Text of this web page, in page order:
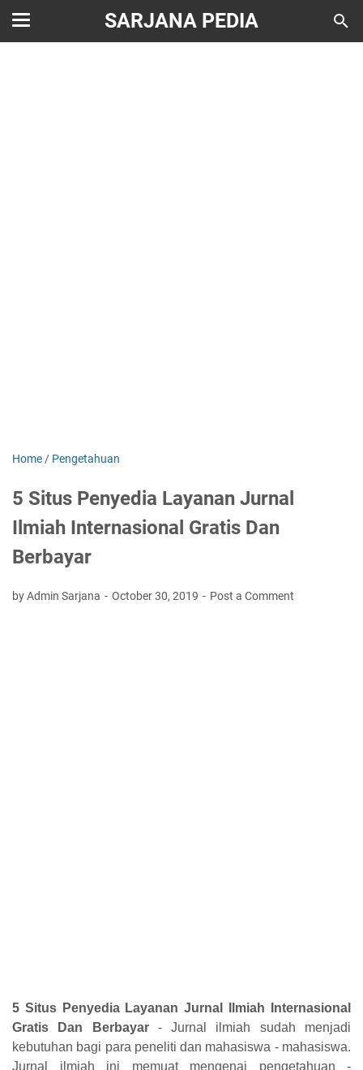
SARJANA PEDIA
Home / Pengetahuan
5 Situs Penyedia Layanan Jurnal
Ilmiah Internasional Gratis Dan
Berbayar
by Admin Sarjana October 30, 2019 Post a Comment
5 Situs Penyedia Layanan Jurnal Ilmiah Internasional
Gratis Dan Berbayar- Jurnal ilmiah sudah menjadi
kebutuhan bagi para peneliti dan mahasiswa - mahasiswa.
Jurnal ilmiah ini memuat mengenai pengetahuan -